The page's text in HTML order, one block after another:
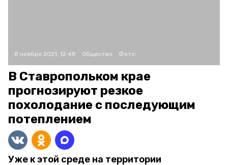
8 ноября 2021, 12:48 Общество Фото:
В Ставропольком крае
прогнозируют резкое
похолодание с последующим
потеплением
Уже к этой среде на территории